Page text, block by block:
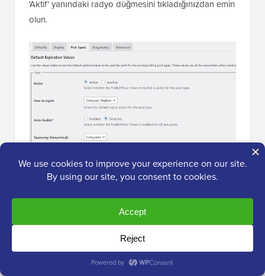
'Aktif' yanındaki radyo düğmesini tıkladığınızdan emin
olun.
Son olarak, ayarlarınızı kaydetmek için ‘Değişiklikleri
Artık sona ermesini istediğiniz bir gönderiyi veya
sayfayı düzenleyebilirsiniz. Gönderi düzenleme
ekranında, 'Gönderi' panelinin altında yeni bir
'PublishPress Future' sekmesi göreceksiniz.